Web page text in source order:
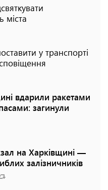
міста
у транспорті
вдарили ракетами
загинули
на Харківщині —
залізничників